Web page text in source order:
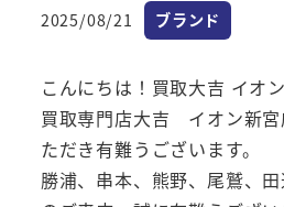
投稿日
2025/08/21 カテゴリー
ブランド
こんにちは！買取大吉 イオ
買取専門店大吉 イオン新宮
ただき有難うございます。
勝浦、串本、熊野、尾鷲、